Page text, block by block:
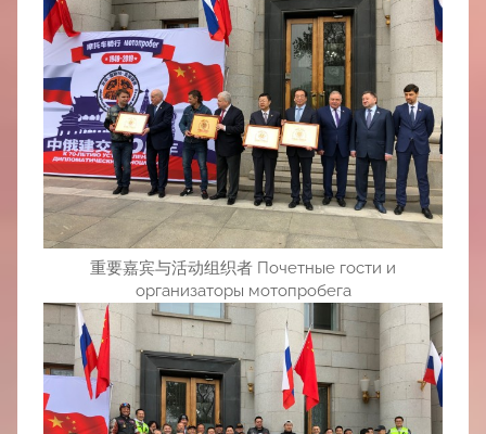
重要嘉宾与活动组织者 Почетные гости и
организаторы мотопробега